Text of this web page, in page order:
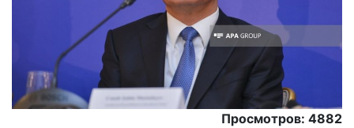
Просмотров: 4882